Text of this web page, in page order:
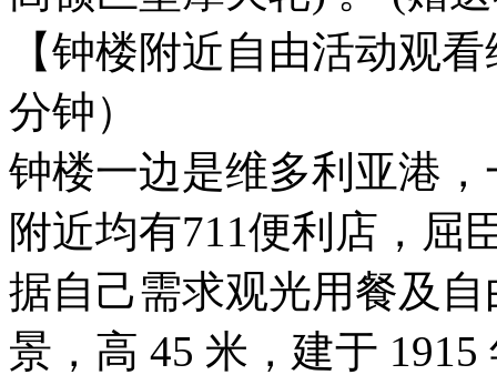
【钟楼附近自由活动观
分钟）
钟楼一边是维多利亚港
附近均有711便利店，屈
据自己需求观光用餐及
景，高 45 米，建于